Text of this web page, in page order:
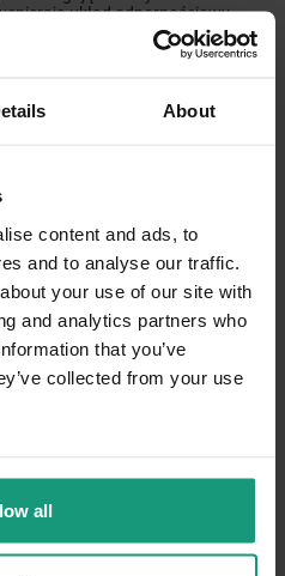
About
content and ads, to
and to analyse our traffic.
your use of our site with
and analytics partners who
that you’ve
collected from your use
all
układ odpornościowy.
pokrojone na mniejsze kawałki,
w witaminę C, witaminę K i
prawidłowe
i są
nasiona i gniazda
witamin A i C oraz błonnika.